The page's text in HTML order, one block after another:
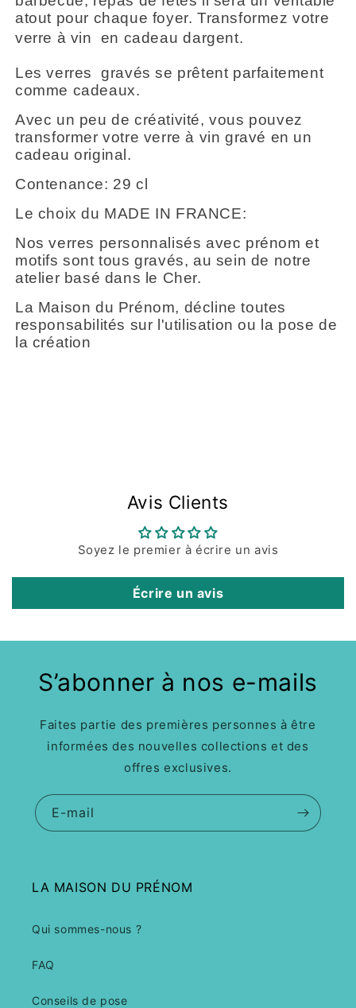
atout pour chaque foyer. Transformez votre
verre à vin en cadeau dargent.
Les verres gravés se prêtent parfaitement
comme cadeaux.
Avec un peu de créativité, vous pouvez
transformer votre verre à vin gravé en un
cadeau original.
Contenance: 29 cl
Le choix du MADE IN FRANCE:
Nos verres personnalisés avec prénom et
motifs sont tous gravés, au sein de notre
atelier basé dans le Cher.
La Maison du Prénom, décline toutes
responsabilités sur l'utilisation ou la pose de
la création
Avis Clients
Soyez le premier à écrire un avis
Écrire un avis
S’abonner à nos e-mails
Faites partie des premières personnes à être
informées des nouvelles collections et des
offres exclusives.
E-mail
LA MAISON DU PRÉNOM
Qui sommes-nous ?
FAQ
Conseils de pose